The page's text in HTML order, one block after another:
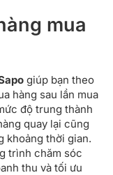
mua
giúp bạn theo
hàng sau lần mua
độ trung thành
quay lại cũng
khoảng thời gian.
trình chăm sóc
thu và tối ưu